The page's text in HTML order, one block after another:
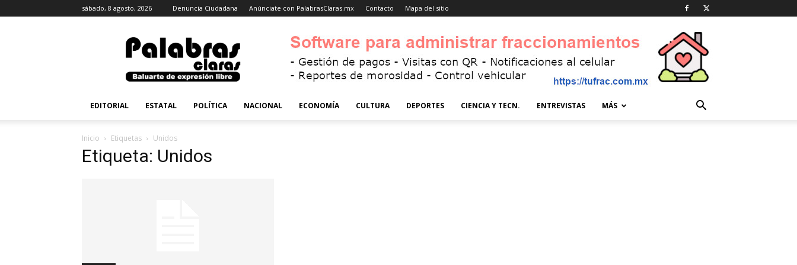
sábado, 8 agosto, 2026 Denuncia Ciudadana Anúnciate con PalabrasClaras.mx Contacto Mapa del sitio
PalabrasClaras.mx
EDITORIAL ESTATAL POLÍTICA NACIONAL ECONOMÍA CULTURA DEPORTES CIENCIA Y TECN. ENTREVISTAS MÁS
Inicio Etiquetas Unidos
Etiqueta: Unidos